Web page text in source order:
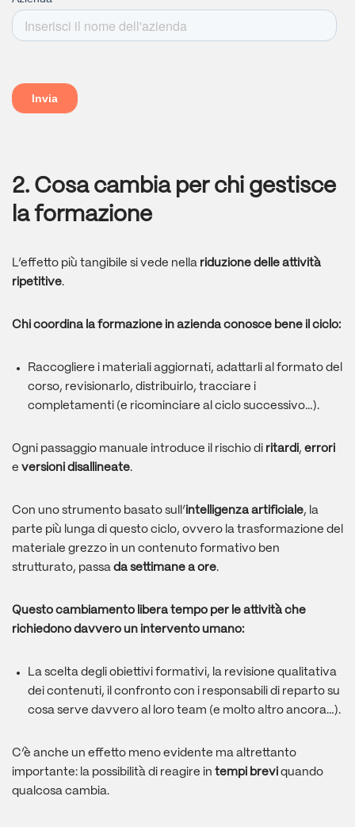
2. Cosa cambia per chi gestisce
la formazione
L’effetto più tangibile si vede nella riduzione delle attività
ripetitive.
Chi coordina la formazione in azienda conosce bene il ciclo:
Raccogliere i materiali aggiornati, adattarli al formato del
corso, revisionarlo, distribuirlo, tracciare i
completamenti (e ricominciare al ciclo successivo…).
Ogni passaggio manuale introduce il rischio di ritardi, errori
e versioni disallineate.
Con uno strumento basato sull’intelligenza artificiale, la
parte più lunga di questo ciclo, ovvero la trasformazione del
materiale grezzo in un contenuto formativo ben
strutturato, passa da settimane a ore.
Questo cambiamento libera tempo per le attività che
richiedono davvero un intervento umano:
La scelta degli obiettivi formativi, la revisione qualitativa
dei contenuti, il confronto con i responsabili di reparto su
cosa serve davvero al loro team (e molto altro ancora…).
C’è anche un effetto meno evidente ma altrettanto
importante: la possibilità di reagire in tempi brevi quando
qualcosa cambia.